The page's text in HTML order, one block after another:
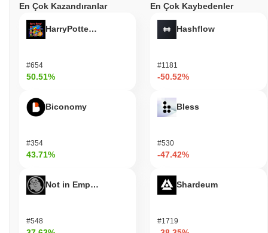
En Çok Kazandıranlar
HarryPotterObamaSonic10Inu (ETH)
#654
50.51%
Biconomy
#354
43.71%
Not in Employment, Education, or Training
#548
En Çok Kaybedenler
Hashflow
#1181
-50.52%
Bless
#530
-47.42%
Shardeum
#1719